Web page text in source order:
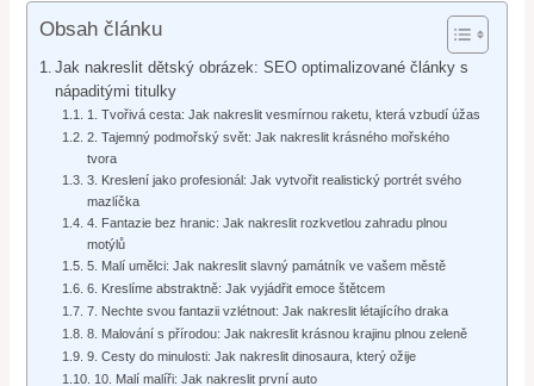
Obsah článku
Jak nakreslit dětský obrázek: SEO optimalizované články s
nápaditými titulky
1. Tvořivá cesta: Jak nakreslit vesmírnou raketu, která vzbudí úžas
2. Tajemný podmořský svět: Jak nakreslit krásného mořského
tvora
3. Kreslení jako profesionál: Jak vytvořit realistický portrét svého
mazlíčka
4. Fantazie bez hranic: Jak nakreslit rozkvetlou zahradu plnou
motýlů
5. Malí umělci: Jak nakreslit slavný památník ve vašem městě
6. Kreslíme abstraktně: Jak vyjádřit emoce štětcem
7. Nechte svou fantazii vzlétnout: Jak nakreslit létajícího draka
8. Malování s přírodou: Jak nakreslit krásnou krajinu plnou zeleně
9. Cesty do minulosti: Jak nakreslit dinosaura, který ožije
10. Malí malíři: Jak nakreslit první auto